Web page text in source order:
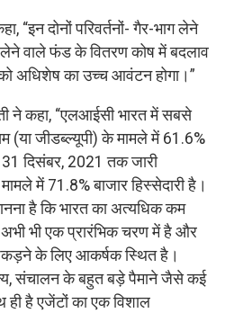
“इन दोनों परिवर्तनों- गैर-भाग लेने
वाले फंड के वितरण कोष में बदलाव
अधिशेष का उच्च आवंटन होगा।”
ने कहा, “एलआईसी भारत में सबसे
(या जीडब्ल्यूपी) के मामले में 61.6%
दिसंबर, 2021 तक जारी
में 71.8% बाजार हिस्सेदारी है।
है कि भारत का अत्यधिक कम
अभी भी एक प्रारंभिक चरण में है और
के लिए आकर्षक स्थित है।
संचालन के बहुत बड़े पैमाने जैसे कई
ही है एजेंटों का एक विशाल